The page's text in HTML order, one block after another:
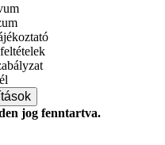
jog fenntartva.